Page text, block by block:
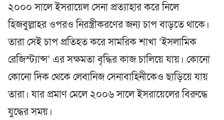
২০০০ সালে ইসরায়েল সেনা প্রত্যাহার করে নিলে
হিজবুল্লাহর ওপরও নিরস্ত্রীকরণের জন্য চাপ বাড়তে থাকে।
তারা সেই চাপ প্রতিহত করে সামরিক শাখা ‘ইসলামিক
রেজিস্ট্যান্স’ এর সক্ষমতা বৃদ্ধির কাজ চালিয়ে যায়। কোনো
কোনো দিক থেকে লেবানিজ সেনাবাহিনীকেও ছাড়িয়ে যায়
তারা। যার প্রমাণ মেলে ২০০৬ সালে ইসরায়েলের বিরুদ্ধে
যুদ্ধের সময়।